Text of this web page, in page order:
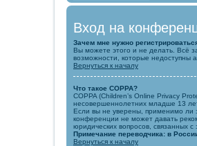
Вход на
Зачем мне нужно
Вы можете этого и не делать. Всё
возможности, которые недоступны
Вернуться к началу
Что такое COPPA?
COPPA (Children’s Online Privacy
несовершеннолетних младше 13
Если вы не уверены, применимо ли
конференции не может давать
юридических вопросов, связанных с
Примечание переводчика: в
Вернуться к началу